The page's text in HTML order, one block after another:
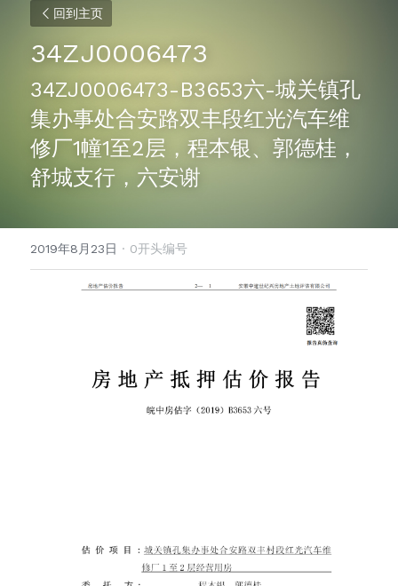
回到主页
34ZJ0006473
34ZJ0006473-B3653六-城关镇孔
集办事处合安路双丰段红光汽车维
修厂1幢1至2层，程本银、郭德桂，
舒城支行，六安谢
2019年8月23日 · 0开头编号